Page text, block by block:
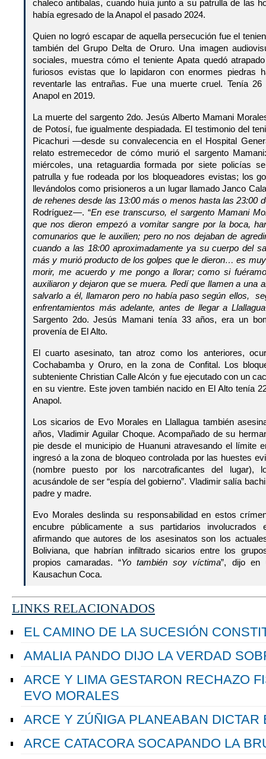
chaleco antibalas, cuando huía junto a su patrulla de las
había egresado de la Anapol el pasado 2024.
Quien no logró escapar de aquella persecución fue el
también del Grupo Delta de Oruro. Una imagen
sociales, muestra cómo el teniente Apata quedó
furiosos evistas que lo lapidaron con enormes piedras
reventarle las entrañas. Fue una muerte cruel. Tenía
Anapol en 2019.
La muerte del sargento 2do. Jesús Alberto Mamani
de Potosí, fue igualmente despiadada. El testimonio del
Picachuri —desde su convalecencia en el Hospital
relato estremecedor de cómo murió el sargento
miércoles, una retaguardia formada por siete policías
patrulla y fue rodeada por los bloqueadores evistas; los
llevándolos como prisioneros a un lugar llamado Janco
de rehenes desde las 13:00 más o menos hasta las 23:00
Rodríguez—. “En ese transcurso, el sargento Mamani
que nos dieron empezó a vomitar sangre por la boca,
comunarios que le auxilien; pero no nos dejaban de
cuando a las 18:00 aproximadamente ya su cuerpo del
más y murió producto de los golpes que le dieron… es
morir, me acuerdo y me pongo a llorar; como si
auxiliaron y dejaron que se muera. Pedí que llamen a una
salvarlo a él, llamaron pero no había paso según ellos,
enfrentamientos más adelante, antes de llegar a
Sargento 2do. Jesús Mamani tenía 33 años, era un
provenía de El Alto.
El cuarto asesinato, tan atroz como los anteriores,
Cochabamba y Oruro, en la zona de Confital. Los
subteniente Christian Calle Alcón y fue ejecutado con un
en su vientre. Este joven también nacido en El Alto tenía
Anapol.
Los sicarios de Evo Morales en Llallagua también
años, Vladimir Aguilar Choque. Acompañado de su
pie desde el municipio de Huanuni atravesando el límite
ingresó a la zona de bloqueo controlada por las huestes
(nombre puesto por los narcotraficantes del lugar),
acusándole de ser “espía del gobierno”. Vladimir salía
padre y madre.
Evo Morales deslinda su responsabilidad en estos
encubre públicamente a sus partidarios involucrados
afirmando que autores de los asesinatos son los
Boliviana, que habrían infiltrado sicarios entre los
propios camaradas. “Yo también soy víctima”, dijo en
Kausachun Coca.
LINKS RELACIONADOS
EL CAMINO DE LA SUCESIÓN
AMALIA PANDO DIJO LA VERDAD
ARCE Y LIMA GESTARON RECHAZO
EVO MORALES
ARCE Y ZÚÑIGA PLANEABAN DICTAR
ARCE CATACORA SOCAPANDO LA